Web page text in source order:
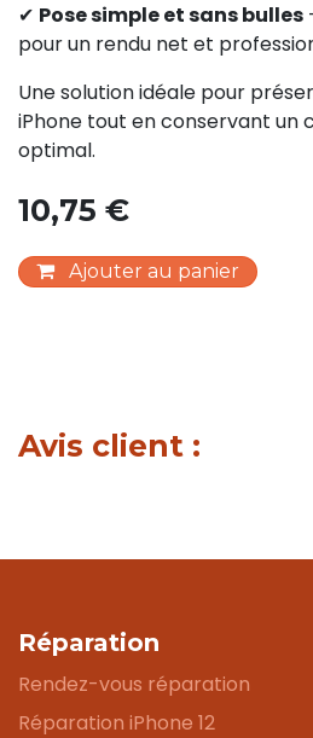
✔ Pose simple et sans bulles
pour un rendu net et
Une solution idéale pour
iPhone tout en conservant un
optimal.
10,75 €
Ajouter au panier
Avis client :
Réparation
Rendez-vous réparation
Réparation iPhone 12